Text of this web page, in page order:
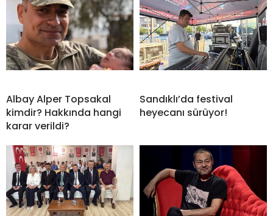
Albay Alper Topsakal
kimdir? Hakkında hangi
karar verildi?
Sandıklı’da festival
heyecanı sürüyor!